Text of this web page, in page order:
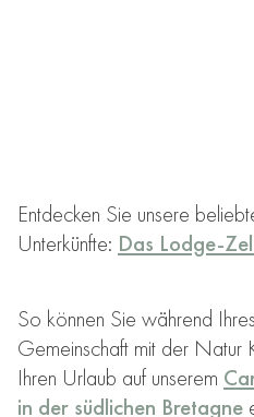
So können Sie während
Gemeinschaft mit der Natur
Ihren Urlaub auf unserem
in der südlichen Bretagne
Entdecken Sie unsere
Unterkünfte: Das Lodge-